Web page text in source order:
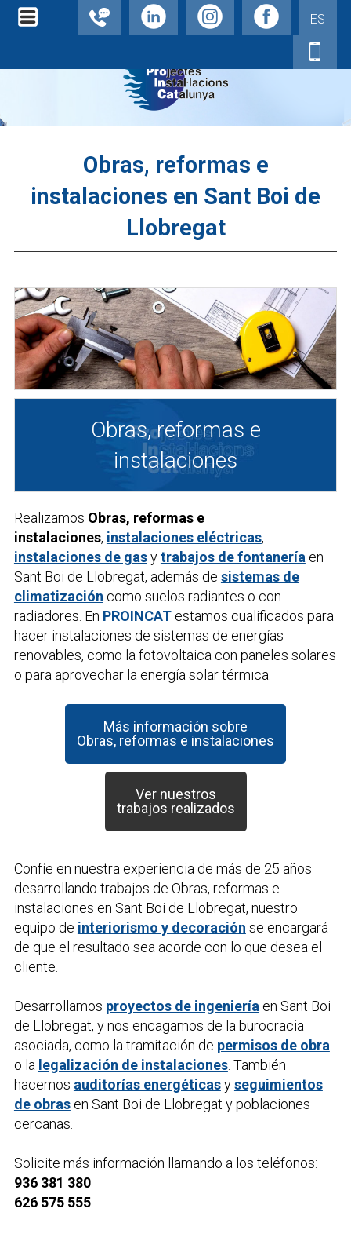
ES
Obras, reformas e
instalaciones en Sant Boi de
Llobregat
Obras, reformas e
instalaciones
Realizamos Obras, reformas e
instalaciones, instalaciones eléctricas,
instalaciones de gasytrabajos de fontanería en
Sant Boi de Llobregat, además de sistemas de
climatización como suelos radiantes o con
radiadores. En PROINCAT estamos cualificados para
hacer instalaciones de sistemas de energías
renovables, como la fotovoltaica con paneles solares
o para aprovechar la energía solar térmica.
Más información sobre
Obras, reformas e instalaciones
Ver nuestros
trabajos realizados
Confíe en nuestra experiencia de más de 25 años
desarrollando trabajos de Obras, reformas e
instalaciones en Sant Boi de Llobregat, nuestro
equipo de interiorismo y decoración se encargará
de que el resultado sea acorde con lo que desea el
cliente.
Desarrollamos proyectos de ingeniería en Sant Boi
de Llobregat, y nos encagamos de la burocracia
asociada, como la tramitación de permisos de obra
o la legalización de instalaciones. También
hacemos auditorías energéticasyseguimientos
de obrasen Sant Boi de Llobregat y poblaciones
cercanas.
Solicite más información llamando a los teléfonos:
936 381 380
626 575 555